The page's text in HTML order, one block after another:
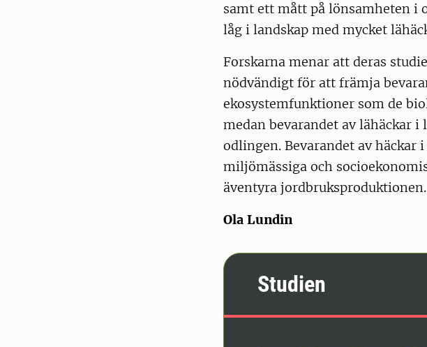
samt ett mått på lönsamheten i
låg i landskap med mycket
Forskarna menar att deras
nödvändigt för att främja
ekosystemfunktioner som de
medan bevarandet av lähäckar
odlingen. Bevarandet av häckar
miljömässiga och
äventyra jordbruksproduktionen.
Ola Lundin
Studien